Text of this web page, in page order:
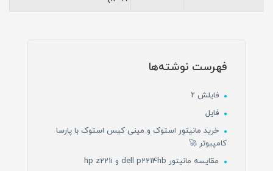
فهرست نوشته‌ها
فایلش ۲
فایل
خرید مانیتور استوک و مینی کیس استوک با پارسا
کامپیوتر 🚀
مقایسه مانیتور dell p2214hb و hp z221i